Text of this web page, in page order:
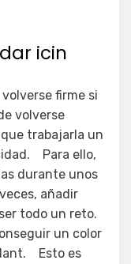
icin
firme si
volverse
trabajarla un
Para ello,
durante unos
añadir
todo un reto.
un color
Esto es